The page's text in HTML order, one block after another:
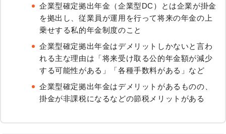
企業型確定拠出年金（企業型DC）とは企業が掛金
を拠出し、従業員が運用を行って将来の年金の上
乗せする私的年金制度のこと
企業型確定拠出年金はデメリットしかないと言わ
れる主な理由は「将来受け取る公的年金額が減少
する可能性がある」「各種手数料がある」など
企業型確定拠出年金はデメリットがあるものの、
掛金が非課税になるなどの節税メリットがある